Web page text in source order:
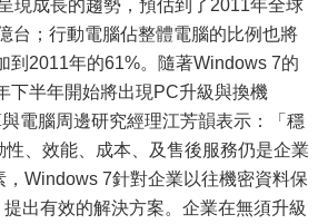
現成長的趨勢，預估到了2011年全球
台；行動電腦佔整體電腦的比例也將
到2011年的61%。隨著Windows 7的
下半年開始將出現PC升級與換機
電腦周邊研究經理江芳韻表示：「穩
性、效能、成本、及售後服務仍是企業
Windows 7針對企業以往機密資料保
出有效的解決方案。企業在無須升級